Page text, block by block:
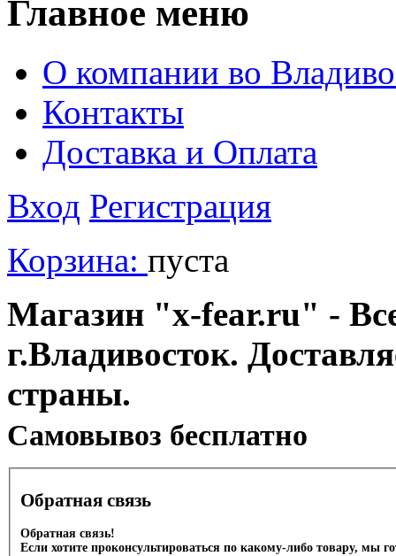
Главное меню
О компании во
Контакты
Доставка и Оплата
Вход Регистрация
Корзина: пуста
Магазин "x-fear.ru" -
г.Владивосток.
страны.
Cамовывоз бесплатно
Обратная связь
Обратная связь!
Если хотите проконсультироваться по какому-либо товару, мы